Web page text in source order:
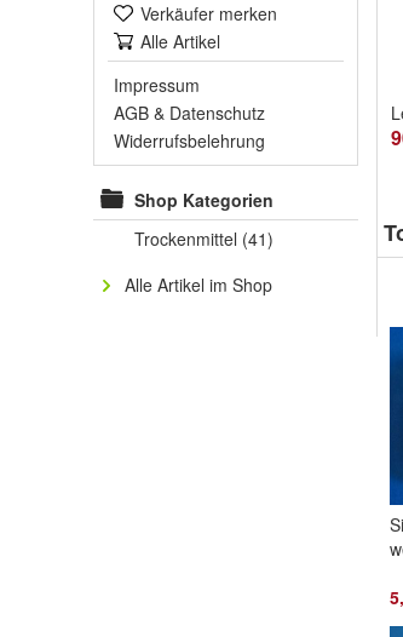
Verkäufer merken
Alle Artikel
Impressum
AGB & Datenschutz
Widerrufsbelehrung
Shop Kategorien
Trockenmittel (41)
Alle Artikel im Shop